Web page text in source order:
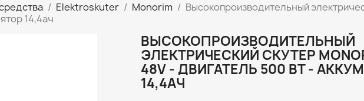
Elektroskuter Monorim
Высокопроизводительный
14,4ач
ВЫСОКОПРОИЗВОДИТЕЛЬНЫЙ
ЭЛЕКТРИЧЕСКИЙ СКУТЕР
48V - ДВИГАТЕЛЬ 500 ВТ -
14,4АЧ